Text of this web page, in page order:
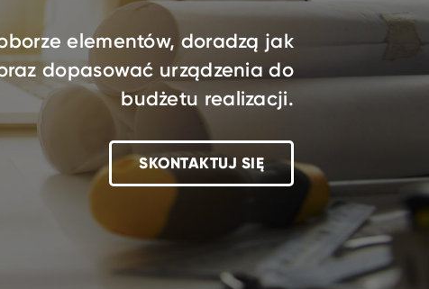
elementów, doradzą jak
dopasować urządzenia do
budżetu realizacji.
SKONTAKTUJ SIĘ